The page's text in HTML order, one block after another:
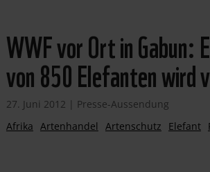
WWF vor Ort in Gabun:
von 850 Elefanten wird
27. Juni 2012 | Presse-Aussendung
Afrika Artenhandel Artenschutz Elefant